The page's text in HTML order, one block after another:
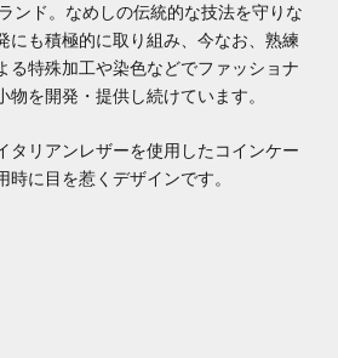
ンド。なめしの伝統的な技法を守りな
にも積極的に取り組み、今なお、熟練
る特殊加工や染色などでファッショナ
を開発・提供し続けています。
タリアンレザーを使用したコインケー
に目を惹くデザインです。